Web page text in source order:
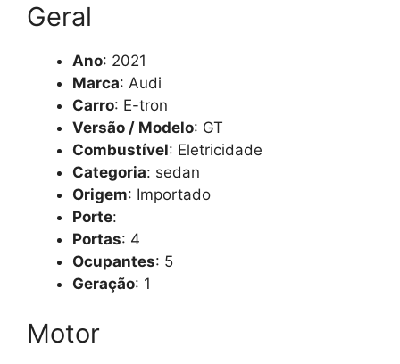
Geral
Ano: 2021
Marca: Audi
Carro: E-tron
Versão / Modelo: GT
Combustível: Eletricidade
Categoria: sedan
Origem: Importado
Porte:
Portas: 4
Ocupantes: 5
Geração: 1
Motor